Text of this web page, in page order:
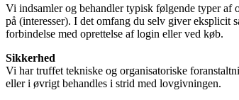
Vi indsamler og behandler typisk følgende typer
på (interesser). I det omfang du selv giver eksplicit
forbindelse med oprettelse af login eller ved køb.
Sikkerhed
Vi har truffet tekniske og organisatoriske
eller i øvrigt behandles i strid med lovgivningen.